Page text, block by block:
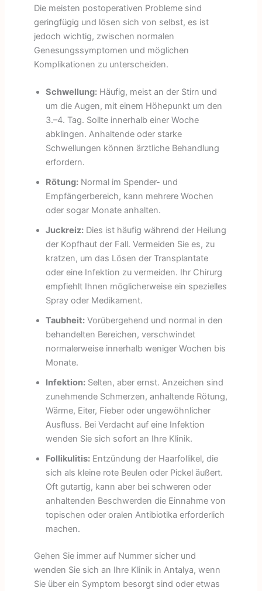
Die meisten postoperativen Probleme sind
geringfügig und lösen sich von selbst, es ist
jedoch wichtig, zwischen normalen
Genesungssymptomen und möglichen
Komplikationen zu unterscheiden.
Schwellung:Häufig, meist an der Stirn und
um die Augen, mit einem Höhepunkt um den
3.–4. Tag. Sollte innerhalb einer Woche
abklingen. Anhaltende oder starke
Schwellungen können ärztliche Behandlung
erfordern.
Rötung:Normal im Spender- und
Empfängerbereich, kann mehrere Wochen
oder sogar Monate anhalten.
Juckreiz:Dies ist häufig während der Heilung
der Kopfhaut der Fall. Vermeiden Sie es, zu
kratzen, um das Lösen der Transplantate
oder eine Infektion zu vermeiden. Ihr Chirurg
empfiehlt Ihnen möglicherweise ein spezielles
Spray oder Medikament.
Taubheit:Vorübergehend und normal in den
behandelten Bereichen, verschwindet
normalerweise innerhalb weniger Wochen bis
Monate.
Infektion:Selten, aber ernst. Anzeichen sind
zunehmende Schmerzen, anhaltende Rötung,
Wärme, Eiter, Fieber oder ungewöhnlicher
Ausfluss. Bei Verdacht auf eine Infektion
wenden Sie sich sofort an Ihre Klinik.
Follikulitis:Entzündung der Haarfollikel, die
sich als kleine rote Beulen oder Pickel äußert.
Oft gutartig, kann aber bei schweren oder
anhaltenden Beschwerden die Einnahme von
topischen oder oralen Antibiotika erforderlich
machen.
Gehen Sie immer auf Nummer sicher und
wenden Sie sich an Ihre Klinik in Antalya, wenn
Sie über ein Symptom besorgt sind oder etwas